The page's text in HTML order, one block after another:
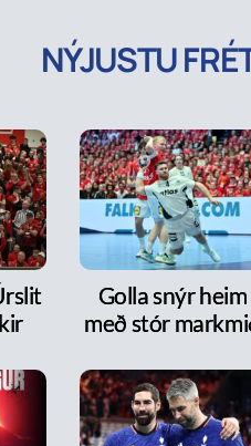
NÝJUSTU
Golla snýr heim
með stór